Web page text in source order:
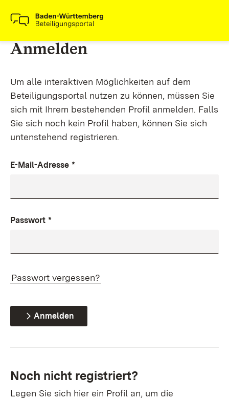
Anmelden
Um alle interaktiven Möglichkeiten auf dem
Beteiligungsportal nutzen zu können, müssen Sie
sich mit Ihrem bestehenden Profil anmelden. Falls
Sie sich noch kein Profil haben, können Sie sich
untenstehend registrieren.
E-Mail-Adresse *
Passwort *
Passwort vergessen?
Anmelden
Noch nicht registriert?
Legen Sie sich hier ein Profil an, um die